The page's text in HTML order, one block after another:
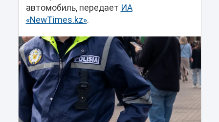
автомобиль, передает ИА
«NewTimes.kz».